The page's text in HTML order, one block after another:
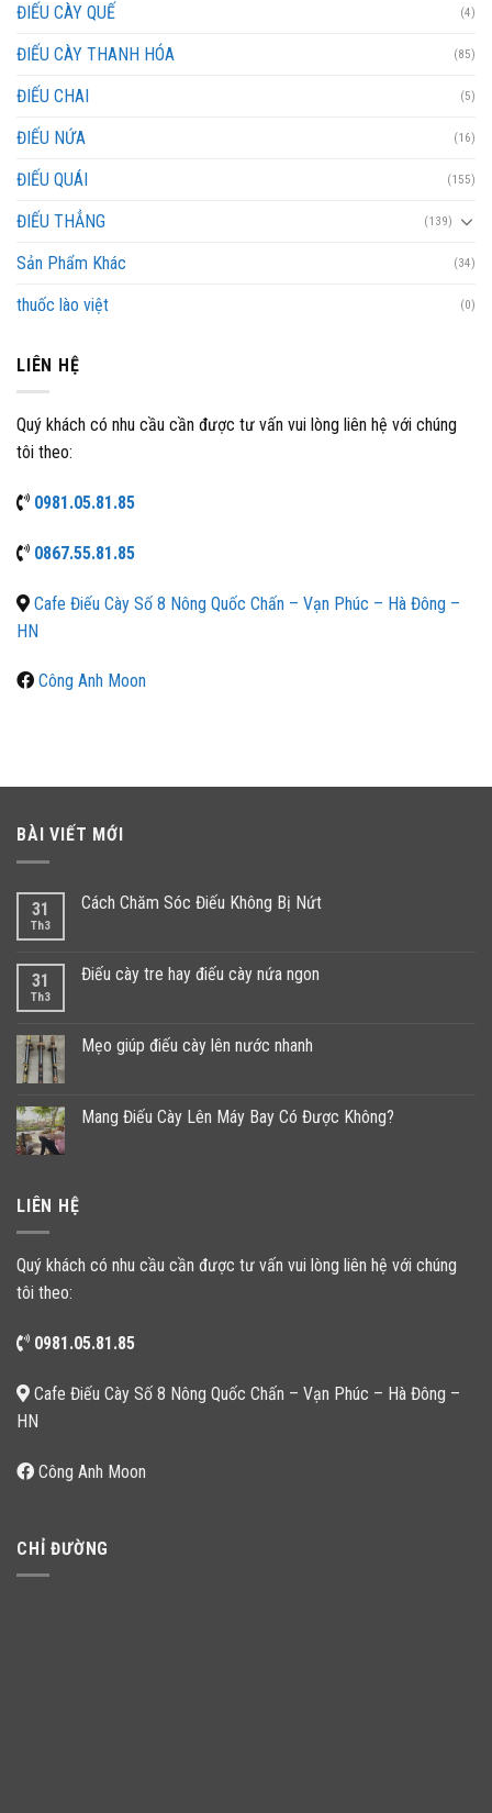
ĐIẾU CÀY QUẾ (4)
ĐIẾU CÀY THANH HÓA (85)
ĐIẾU CHAI (5)
ĐIẾU NỨA (16)
ĐIẾU QUÁI (155)
ĐIẾU THẲNG (139)
Sản Phẩm Khác (34)
thuốc lào việt (0)
LIÊN HỆ
Quý khách có nhu cầu cần được tư vấn vui lòng liên hệ với chúng
tôi theo:
0981.05.81.85
0867.55.81.85
Cafe Điếu Cày Số 8 Nông Quốc Chấn – Vạn Phúc – Hà Đông –
HN
Công Anh Moon
BÀI VIẾT MỚI
31
Th3
Cách Chăm Sóc Điếu Không Bị Nứt
31
Th3
Điếu cày tre hay điếu cày nứa ngon
Mẹo giúp điếu cày lên nước nhanh
Mang Điếu Cày Lên Máy Bay Có Được Không?
LIÊN HỆ
Quý khách có nhu cầu cần được tư vấn vui lòng liên hệ với chúng
tôi theo:
0981.05.81.85
Cafe Điếu Cày Số 8 Nông Quốc Chấn – Vạn Phúc – Hà Đông –
HN
Công Anh Moon
CHỈ ĐƯỜNG